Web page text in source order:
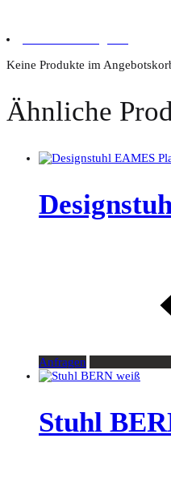
Keine Produkte im
Ähnliche
Anfragen
Stuhl